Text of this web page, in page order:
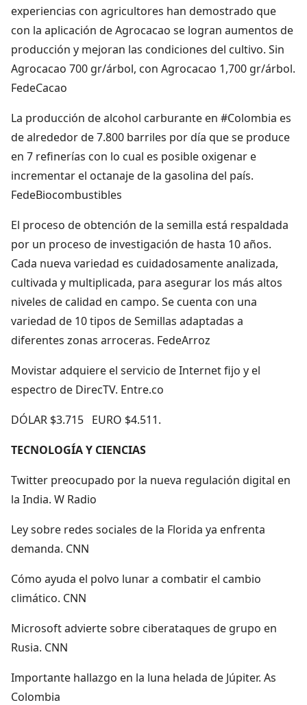
experiencias con agricultores han demostrado que
con la aplicación de Agrocacao se logran aumentos de
producción y mejoran las condiciones del cultivo. Sin
Agrocacao 700 gr/árbol, con Agrocacao 1,700 gr/árbol.
FedeCacao
La producción de alcohol carburante en #Colombia es
de alrededor de 7.800 barriles por día que se produce
en 7 refinerías con lo cual es posible oxigenar e
incrementar el octanaje de la gasolina del país.
FedeBiocombustibles
El proceso de obtención de la semilla está respaldada
por un proceso de investigación de hasta 10 años.
Cada nueva variedad es cuidadosamente analizada,
cultivada y multiplicada, para asegurar los más altos
niveles de calidad en campo. Se cuenta con una
variedad de 10 tipos de Semillas adaptadas a
diferentes zonas arroceras. FedeArroz
Movistar adquiere el servicio de Internet fijo y el
espectro de DirecTV. Entre.co
DÓLAR $3.715 EURO $4.511.
TECNOLOGÍA Y CIENCIAS
Twitter preocupado por la nueva regulación digital en
la India. W Radio
Ley sobre redes sociales de la Florida ya enfrenta
demanda. CNN
Cómo ayuda el polvo lunar a combatir el cambio
climático. CNN
Microsoft advierte sobre ciberataques de grupo en
Rusia. CNN
Importante hallazgo en la luna helada de Júpiter. As
Colombia